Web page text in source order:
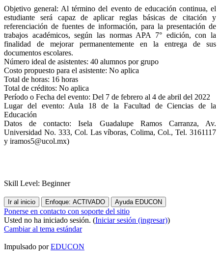
Objetivo general: Al término del evento de educación continua, el
estudiante será capaz de aplicar reglas básicas de citación y
referenciación de fuentes de información, para la presentación de
trabajos académicos, según las normas APA 7° edición, con la
finalidad de mejorar permanentemente en la entrega de sus
documentos escolares.
Número ideal de asistentes: 40 alumnos por grupo
Costo propuesto para el asistente: No aplica
Total de horas: 16 horas
Total de créditos: No aplica
Período o Fecha del evento: Del 7 de febrero al 4 de abril del 2022
Lugar del evento: Aula 18 de la Facultad de Ciencias de la
Educación
Datos de contacto: Isela Guadalupe Ramos Carranza, Av.
Universidad No. 333, Col. Las víboras, Colima, Col., Tel. 3161117
y iramos5@ucol.mx)
Skill Level: Beginner
Ir al inicio Enfoque: ACTIVADO Ayuda EDUCON
Ponerse en contacto con soporte del sitio
Usted no ha iniciado sesión. (Iniciar sesión (ingresar))
Cambiar al tema estándar
Impulsado porEDUCON